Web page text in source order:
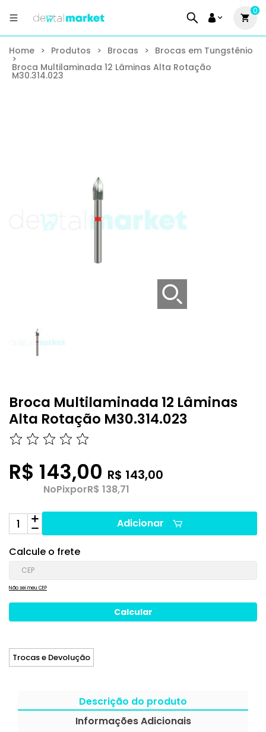
0
Home > Produtos > Brocas > Brocas em Tungstênio
>
Broca Multilaminada 12 Lâminas Alta Rotação
M30.314.023
Broca Multilaminada 12 Lâminas
Alta Rotação M30.314.023
R$ 143,00 R$ 143,00
NoPixporR$ 138,71
Adicionar
Calcule o frete
Não sei meu CEP
Trocas e Devolução
Descrição do produto
Informações Adicionais